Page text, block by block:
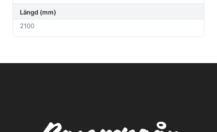
Längd (mm)
2100